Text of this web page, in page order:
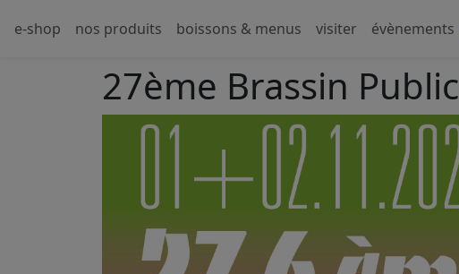
e-shop nos produits boissons & menus visiter évènements
27ème Brassin Public